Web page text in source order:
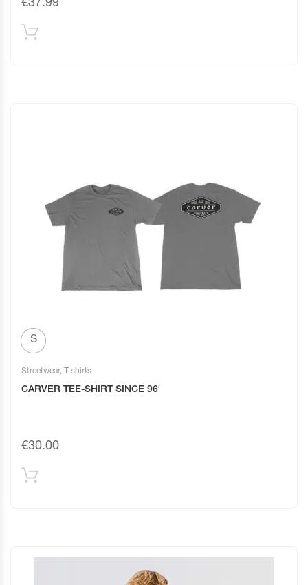
€37.99
S
Streetwear, T-shirts
CARVER TEE-SHIRT SINCE 96′
€30.00